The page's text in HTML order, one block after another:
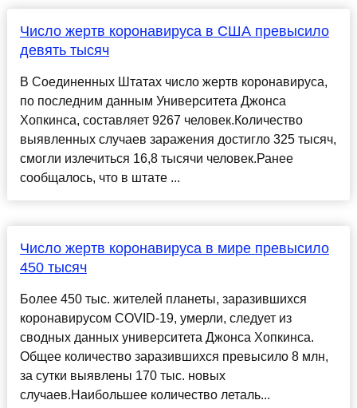
Число жертв коронавируса в США превысило
девять тысяч
В Соединенных Штатах число жертв коронавируса,
по последним данным Университета Джонса
Хопкинса, составляет 9267 человек.Количество
выявленных случаев заражения достигло 325 тысяч,
смогли излечиться 16,8 тысячи человек.Ранее
сообщалось, что в штате ...
Число жертв коронавируса в мире превысило
450 тысяч
Более 450 тыс. жителей планеты, заразившихся
коронавирусом COVID-19, умерли, следует из
сводных данных университета Джонса Хопкинса.
Общее количество заразившихся превысило 8 млн,
за сутки выявлены 170 тыс. новых
случаев.Наибольшее количество леталь...